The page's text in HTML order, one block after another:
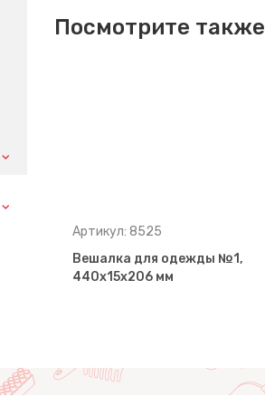
Посмотрите также
Артикул: 8525
Вешалка для одежды №1,
440х15х206 мм